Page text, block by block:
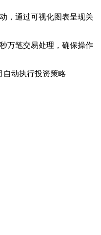
，通过可视化图表呈现关
万笔交易处理，确保操作
自动执行投资策略